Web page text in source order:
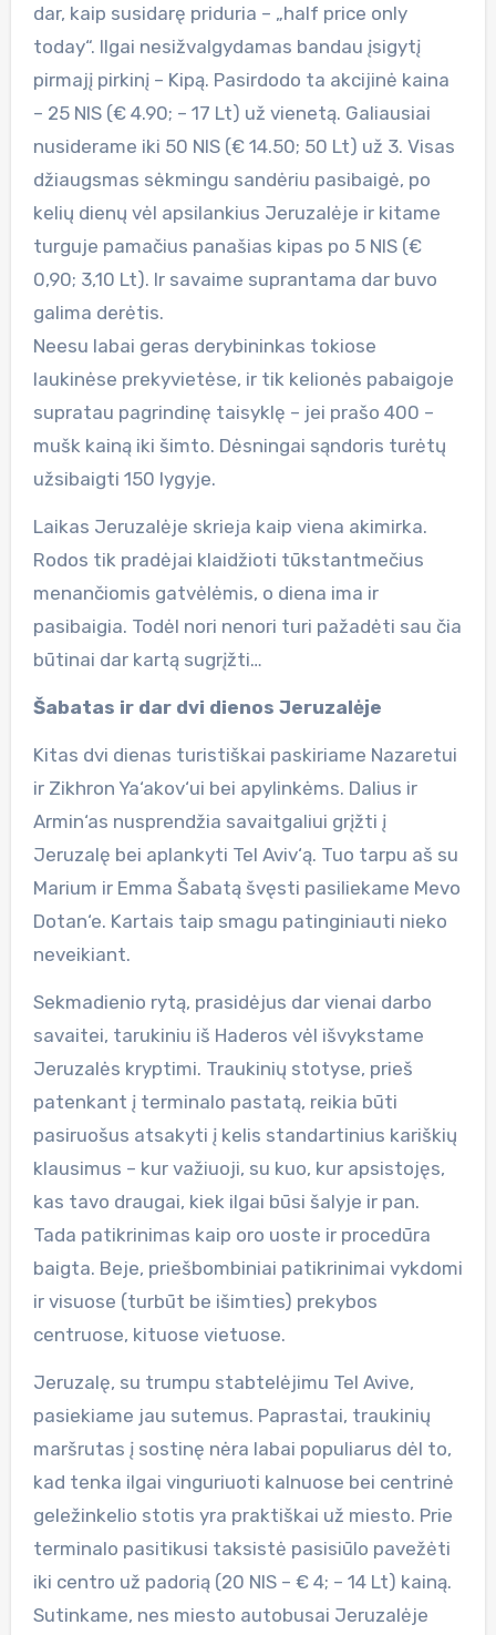
dar, kaip susidarę priduria – „half price only
today“. Ilgai nesižvalgydamas bandau įsigytį
pirmajį pirkinį – Kipą. Pasirdodo ta akcijinė kaina
– 25 NIS (€ 4.90; – 17 Lt) už vienetą. Galiausiai
nusiderame iki 50 NIS (€ 14.50; 50 Lt) už 3. Visas
džiaugsmas sėkmingu sandėriu pasibaigė, po
kelių dienų vėl apsilankius Jeruzalėje ir kitame
turguje pamačius panašias kipas po 5 NIS (€
0,90; 3,10 Lt). Ir savaime suprantama dar buvo
galima derėtis.
Neesu labai geras derybininkas tokiose
laukinėse prekyvietėse, ir tik kelionės pabaigoje
supratau pagrindinę taisyklę – jei prašo 400 –
mušk kainą iki šimto. Dėsningai sąndoris turėtų
užsibaigti 150 lygyje.
Laikas Jeruzalėje skrieja kaip viena akimirka.
Rodos tik pradėjai klaidžioti tūkstantmečius
menančiomis gatvėlėmis, o diena ima ir
pasibaigia. Todėl nori nenori turi pažadėti sau čia
būtinai dar kartą sugrįžti…
Šabatas ir dar dvi dienos Jeruzalėje
Kitas dvi dienas turistiškai paskiriame Nazaretui
ir Zikhron Ya‘akov‘ui bei apylinkėms. Dalius ir
Armin‘as nusprendžia savaitgaliui grįžti į
Jeruzalę bei aplankyti Tel Aviv‘ą. Tuo tarpu aš su
Marium ir Emma Šabatą švęsti pasiliekame Mevo
Dotan‘e. Kartais taip smagu patinginiauti nieko
neveikiant.
Sekmadienio rytą, prasidėjus dar vienai darbo
savaitei, tarukiniu iš Haderos vėl išvykstame
Jeruzalės kryptimi. Traukinių stotyse, prieš
patenkant į terminalo pastatą, reikia būti
pasiruošus atsakyti į kelis standartinius kariškių
klausimus – kur važiuoji, su kuo, kur apsistojęs,
kas tavo draugai, kiek ilgai būsi šalyje ir pan.
Tada patikrinimas kaip oro uoste ir procedūra
baigta. Beje, priešbombiniai patikrinimai vykdomi
ir visuose (turbūt be išimties) prekybos
centruose, kituose vietuose.
Jeruzalę, su trumpu stabtelėjimu Tel Avive,
pasiekiame jau sutemus. Paprastai, traukinių
maršrutas į sostinę nėra labai populiarus dėl to,
kad tenka ilgai vinguriuoti kalnuose bei centrinė
geležinkelio stotis yra praktiškai už miesto. Prie
terminalo pasitikusi taksistė pasisiūlo pavežėti
iki centro už padorią (20 NIS – € 4; – 14 Lt) kainą.
Sutinkame, nes miesto autobusai Jeruzalėje